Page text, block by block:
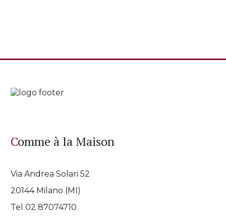
Comme à la Maison
Via Andrea Solari 52
20144 Milano (MI)
Tel 02 87074710